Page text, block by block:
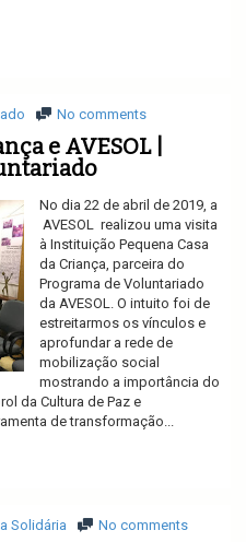
No comments
e AVESOL |
No dia 22 de abril de 2019, a
AVESOL realizou uma visita
à Instituição Pequena Casa
da Criança, parceira do
Programa de Voluntariado
da AVESOL. O intuito foi de
estreitarmos os vínculos e
aprofundar a rede de
mobilização social
mostrando a importância do
da Cultura de Paz e
de transformação...
Solidária No comments